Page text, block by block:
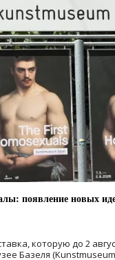
появление новых
которую до 2
Базеля